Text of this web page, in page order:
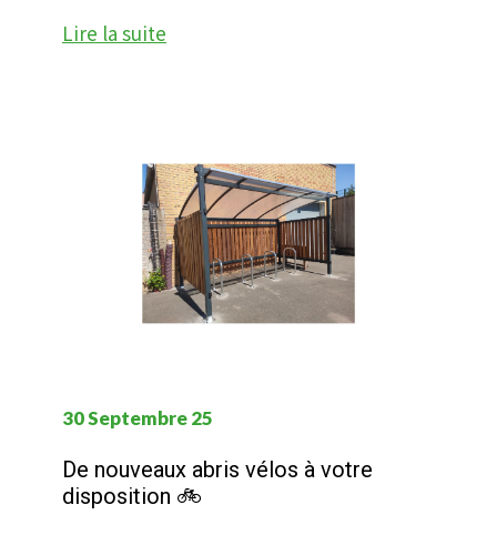
Lire la suite
30 Septembre 25
De nouveaux abris vélos à votre
disposition 🚲